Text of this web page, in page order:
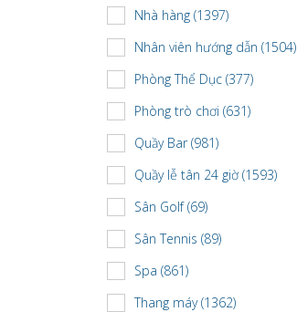
Nhà hàng (1397)
Nhân viên hướng dẫn (1504)
Phòng Thể Dục (377)
Phòng trò chơi (631)
Quầy Bar (981)
Quầy lễ tân 24 giờ (1593)
Sân Golf (69)
Sân Tennis (89)
Spa (861)
Thang máy (1362)